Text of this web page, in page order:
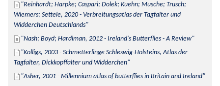
Reinhardt; Harpke; Caspari; Dolek; Kuehn; Musche; Trusch;
Wiemers; Settele, 2020 - Verbreitungsatlas der Tagfalter und
Widderchen Deutschlands
Nash; Boyd; Hardiman, 2012 - Ireland's Butterflies - A Review
Kolligs, 2003 - Schmetterlinge Schleswig-Holsteins, Atlas der
Tagfalter, Dickkopffalter und Widderchen
Asher, 2001 - Millennium atlas of butterflies in Britain and Ireland